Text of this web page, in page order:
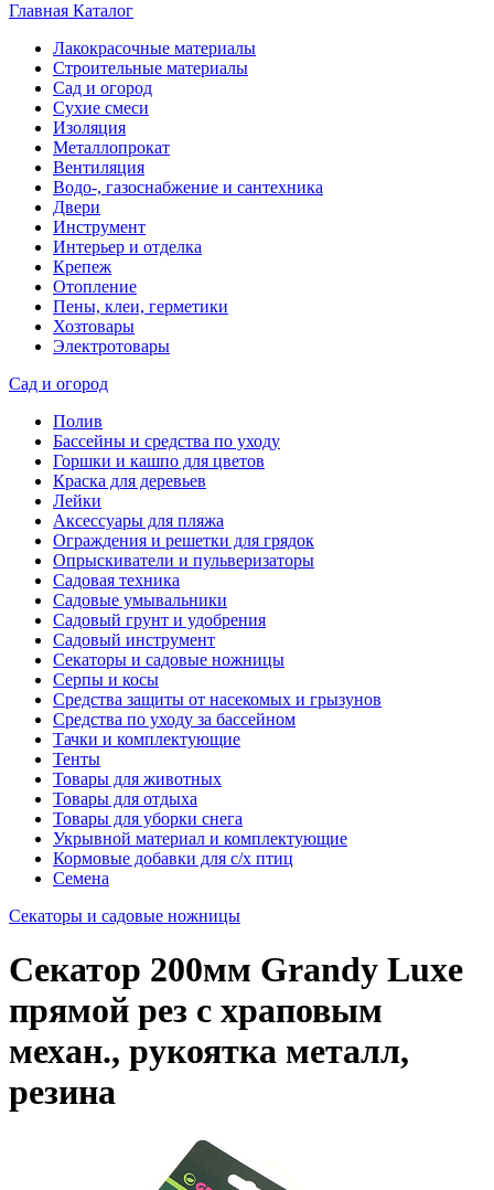
Главная Каталог
Лакокрасочные материалы
Строительные материалы
Сад и огород
Сухие смеси
Изоляция
Металлопрокат
Вентиляция
Водо-, газоснабжение и сантехника
Двери
Инструмент
Интерьер и отделка
Крепеж
Отопление
Пены, клеи, герметики
Хозтовары
Электротовары
Сад и огород
Полив
Бассейны и средства по уходу
Горшки и кашпо для цветов
Краска для деревьев
Лейки
Аксессуары для пляжа
Ограждения и решетки для грядок
Опрыскиватели и пульверизаторы
Садовая техника
Садовые умывальники
Садовый грунт и удобрения
Садовый инструмент
Секаторы и садовые ножницы
Серпы и косы
Средства защиты от насекомых и грызунов
Средства по уходу за бассейном
Тачки и комплектующие
Тенты
Товары для животных
Товары для отдыха
Товары для уборки снега
Укрывной материал и комплектующие
Кормовые добавки для с/х птиц
Семена
Секаторы и садовые ножницы
Секатор 200мм Grandy Luxe
прямой рез с храповым
механ., рукоятка металл,
резина